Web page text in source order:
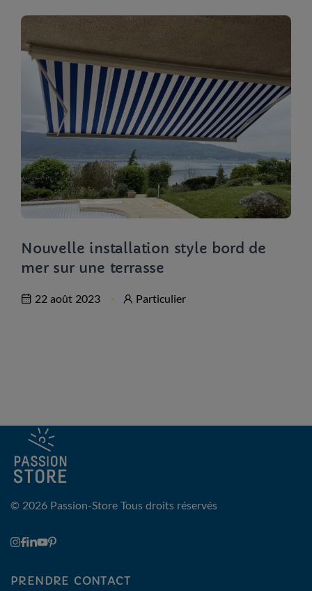
Nouvelle installation style bord de
mer sur une terrasse
22 août 2023 Particulier
© 2026 Passion-Store Tous droits réservés
PRENDRE CONTACT